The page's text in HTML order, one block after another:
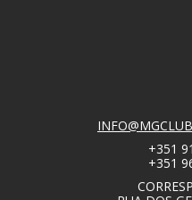
+351
+351